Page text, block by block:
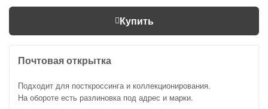
Купить
Почтовая открытка
Подходит для посткроссинга и коллекционирования.
На обороте есть разлиновка под адрес и марки.